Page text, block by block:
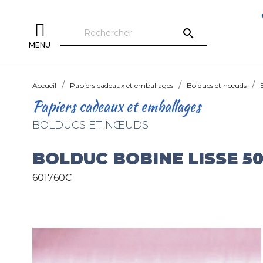
MENU
search
Accueil Papiers cadeaux et emballages Bolducs et nœuds
Papiers cadeaux et emballages
BOLDUCS ET NŒUDS
BOLDUC BOBINE LISSE
601760C